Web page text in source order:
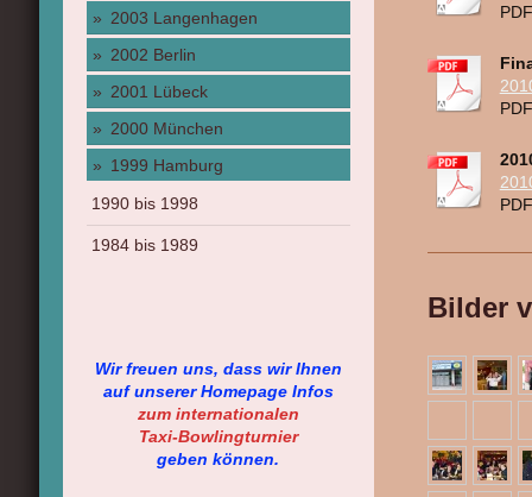
Bilder
2003 Langenhagen
2002 Berlin
2001 Lübeck
2000 München
1999 Hamburg
1990 bis 1998
1984 bis 1989
Wir freuen uns, dass wir Ihnen
auf unserer Homepage Infos
zum internationalen
Taxi-Bowlingturnier
geben können.